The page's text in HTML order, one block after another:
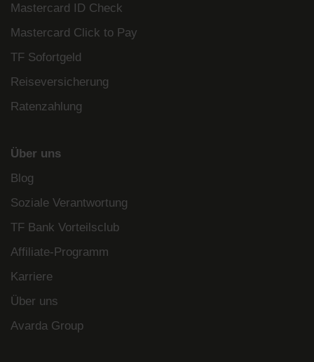
Mastercard ID Check
Mastercard Click to Pay
TF Sofortgeld
Reiseversicherung
Ratenzahlung
Über uns
Blog
Soziale Verantwortung
TF Bank Vorteilsclub
Affiliate-Programm
Karriere
Über uns
Avarda Group